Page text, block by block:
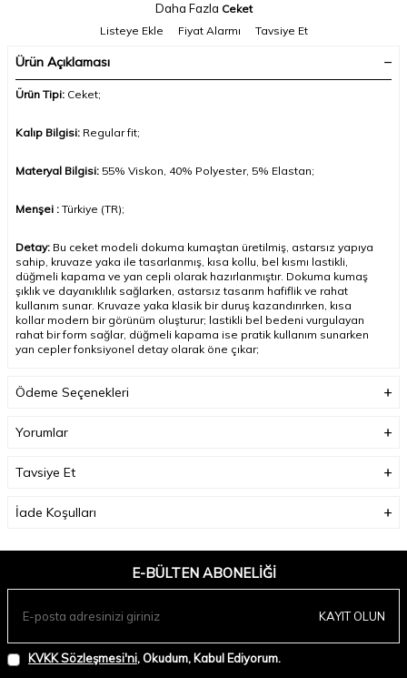
Daha Fazla Ceket
Listeye Ekle
Fiyat Alarmı Tavsiye Et
Ürün Açıklaması
Ürün Tipi: Ceket;
Kalıp Bilgisi: Regular fit;
Materyal Bilgisi: 55% Viskon, 40% Polyester, 5% Elastan;
Menşei : Türkiye (TR);
Detay: Bu ceket modeli dokuma kumaştan üretilmiş, astarsız yapıya
sahip, kruvaze yaka ile tasarlanmış, kısa kollu, bel kısmı lastikli,
düğmeli kapama ve yan cepli olarak hazırlanmıştır. Dokuma kumaş
şıklık ve dayanıklılık sağlarken, astarsız tasarım hafiflik ve rahat
kullanım sunar. Kruvaze yaka klasik bir duruş kazandırırken, kısa
kollar modern bir görünüm oluşturur; lastikli bel bedeni vurgulayan
rahat bir form sağlar, düğmeli kapama ise pratik kullanım sunarken
yan cepler fonksiyonel detay olarak öne çıkar;
Model Ölçüleri(cm) :Boy - 176, Göğüs - 84, Bel – 61, Kalça - 89;
Numune Beden:
Ödeme Seçenekleri
Yorumlar
Tavsiye Et
İade Koşulları
E-BÜLTEN ABONELIĞI
KAYIT OLUN
KVKK Sözleşmesi'ni, Okudum, Kabul Ediyorum.